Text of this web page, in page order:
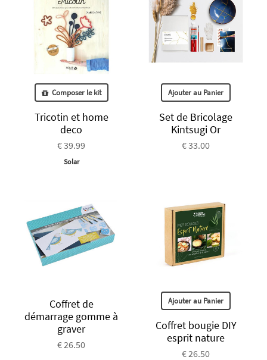
Composer le kit
Tricotin et home
deco
€ 39.99
Solar
Ajouter au Panier
Set de Bricolage
Kintsugi Or
€ 33.00
Coffret de
démarrage gomme à
graver
€ 26.50
Ajouter au Panier
Coffret bougie DIY
esprit nature
€ 26.50